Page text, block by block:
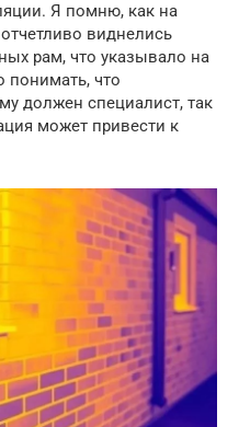
Я помню, как на
виднелись
рам, что указывало на
понимать, что
должен специалист, так
может привести к